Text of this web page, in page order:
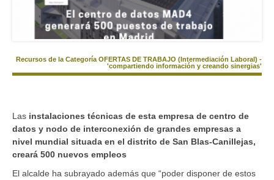
Recursos de la Categoría OFERTAS DE TRABAJO (Intermediación Laboral) -
'compartiendo información y creando sinergias'
Las instalaciones técnicas de esta empresa de centro de
datos y nodo de interconexión de grandes empresas a
nivel mundial situada en el distrito de San Blas-Canillejas,
creará 500 nuevos empleos
El alcalde ha subrayado además que “poder disponer de estos